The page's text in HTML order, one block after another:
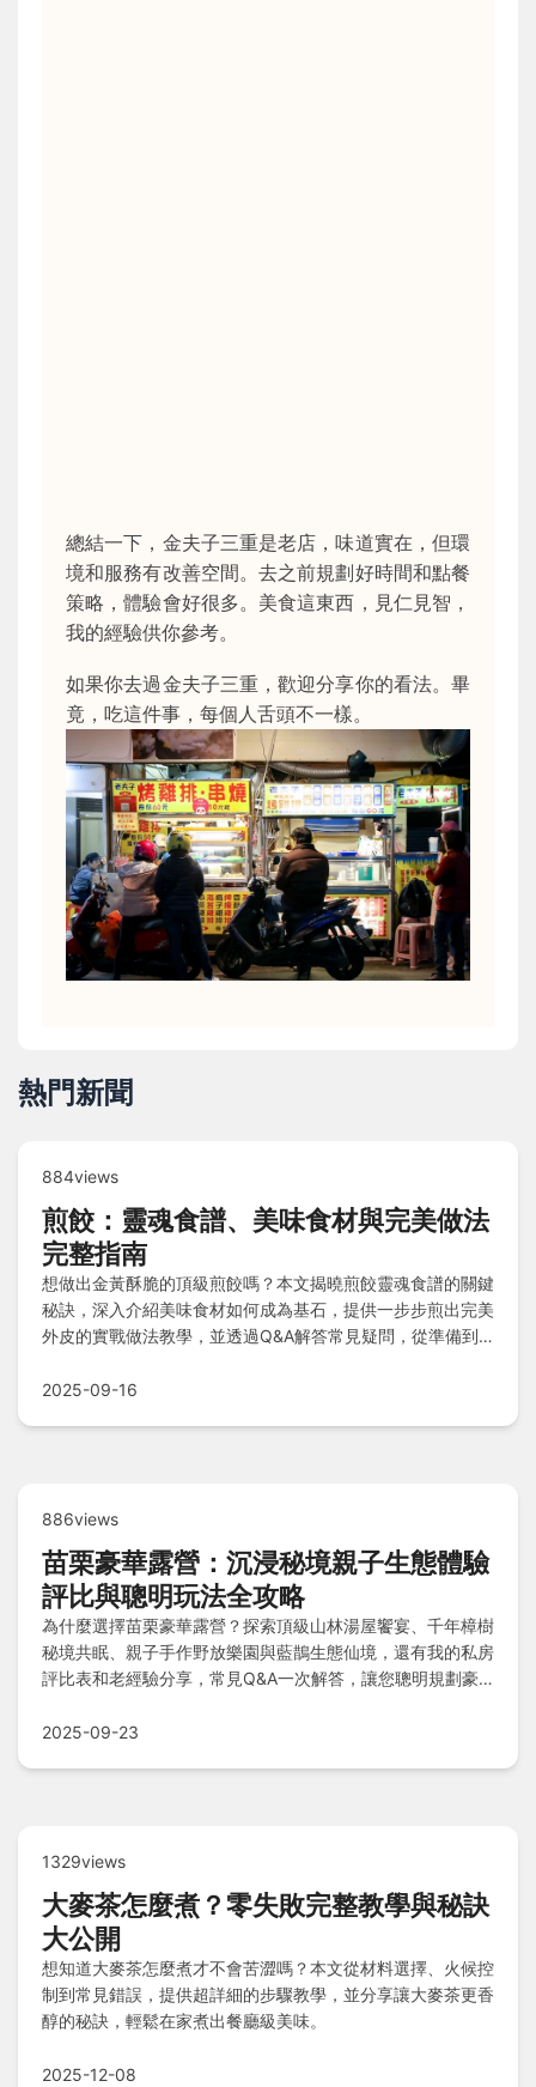
總結一下，金夫子三重是老店，味道實在，但環
境和服務有改善空間。去之前規劃好時間和點餐
策略，體驗會好很多。美食這東西，見仁見智，
我的經驗供你參考。
如果你去過金夫子三重，歡迎分享你的看法。畢
竟，吃這件事，每個人舌頭不一樣。
熱門新聞
884views
煎餃：靈魂食譜、美味食材與完美做法
完整指南
想做出金黃酥脆的頂級煎餃嗎？本文揭曉煎餃靈魂食譜的關鍵
秘訣，深入介紹美味食材如何成為基石，提供一步步煎出完美
外皮的實戰做法教學，並透過Q&A解答常見疑問，從準備到
味。
2025-09-16
886views
苗栗豪華露營：沉浸秘境親子生態體驗
評比與聰明玩法全攻略
為什麼選擇苗栗豪華露營？探索頂級山林湯屋饗宴、千年樟樹
秘境共眠、親子手作野放樂園與藍鵲生態仙境，還有我的私房
評比表和老經驗分享，常見Q&A一次解答，讓您聰明規劃豪
2025-09-23
1329views
大麥茶怎麼煮？零失敗完整教學與秘訣
大公開
想知道大麥茶怎麼煮才不會苦澀嗎？本文從材料選擇、火候控
制到常見錯誤，提供超詳細的步驟教學，並分享讓大麥茶更香
醇的秘訣，輕鬆在家煮出餐廳級美味。
2025-12-08